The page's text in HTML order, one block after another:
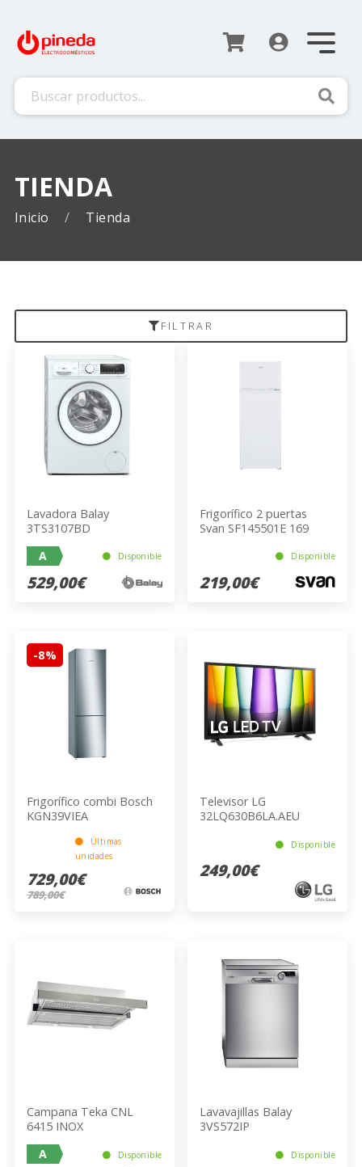
TIENDA
Inicio Tienda
FILTRAR
Lavadora Balay
3TS3107BD
A
Disponible
529,00€
Frigorífico 2 puertas
Svan SF145501E 169
Litros Congelador EDisponible
219,00€
-8%
Frigorífico combi Bosch
KGN39VIEA
Últimas
unidades
729,00€
789,00€
Televisor LG
32LQ630B6LA.AEU
Disponible
249,00€
Campana Teka CNL
6415 INOX
A
Disponible
Lavavajillas Balay
3VS572IP
Disponible